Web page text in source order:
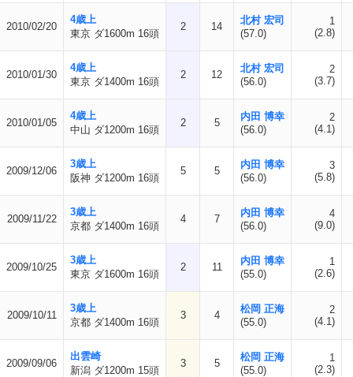
2010/02/20
4歳上
東京 ダ1600m 16頭
2 14
北村 宏司
(57.0)
1
(2.8)
2010/01/30
4歳上
東京 ダ1400m 16頭
2 12
北村 宏司
(56.0)
2
(3.7)
2010/01/05
4歳上
中山 ダ1200m 16頭
2 5
内田 博幸
(56.0)
2
(4.1)
2009/12/06
3歳上
阪神 ダ1200m 16頭
5 5
内田 博幸
(56.0)
3
(5.8)
2009/11/22
3歳上
京都 ダ1400m 16頭
4 7
内田 博幸
(56.0)
4
(9.0)
2009/10/25
3歳上
東京 ダ1600m 16頭
2 11
内田 博幸
(55.0)
1
(2.6)
2009/10/11
3歳上
京都 ダ1400m 16頭
3 4
松岡 正海
(55.0)
2
(4.1)
2009/09/06
出雲崎
新潟 ダ1200m 15頭
3 5
松岡 正海
(55.0)
1
(2.3)